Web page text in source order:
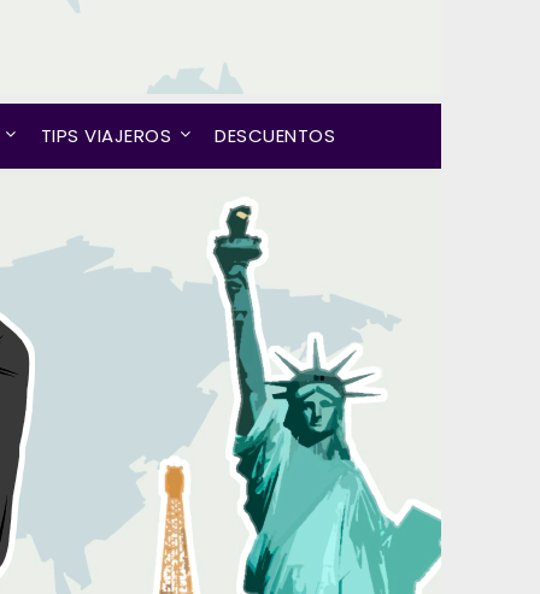
TIPS VIAJEROS DESCUENTOS